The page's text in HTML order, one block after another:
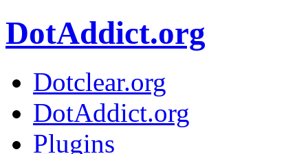
DotAddict.org
Dotclear.org
DotAddict.org
Plugins